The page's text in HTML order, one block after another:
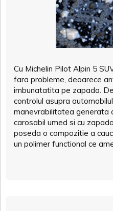
Cu Michelin Pilot Alpin 5
fara probleme, deoarece
imbunatatita pe zapada.
controlul asupra
manevrabilitatea generata
carosabil umed si cu
poseda o compozitie a
un polimer functional ce